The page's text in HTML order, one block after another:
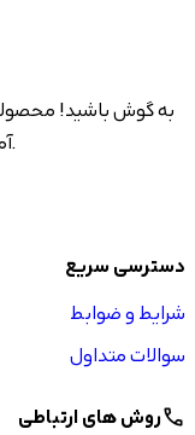
به گوش باشید!
آمد چرا که در حال اضافه شدن به سایت هستند.
دسترسی سریع
شرایط و ضوابط
سوالات متداول
callروش های ارتباطی